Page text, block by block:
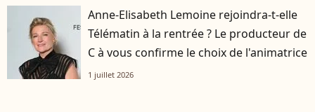
Anne-Elisabeth Lemoine rejoindra-t-elle
Télématin à la rentrée ? Le producteur de
C à vous confirme le choix de l'animatrice
1 juillet 2026